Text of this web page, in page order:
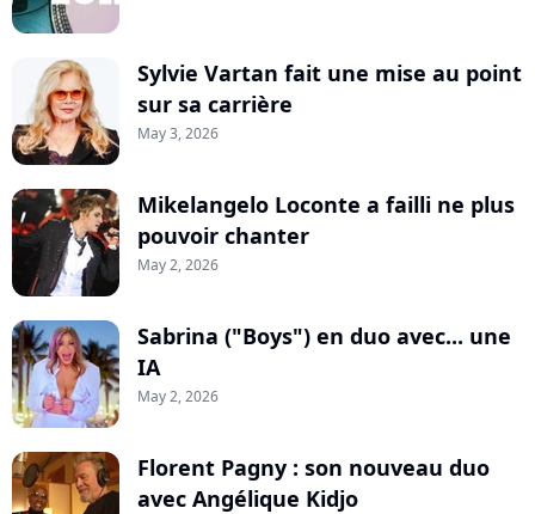
Sylvie Vartan fait une mise au point
sur sa carrière
May 3, 2026
Mikelangelo Loconte a failli ne plus
pouvoir chanter
May 2, 2026
Sabrina ("Boys") en duo avec... une
IA
May 2, 2026
Florent Pagny : son nouveau duo
avec Angélique Kidjo